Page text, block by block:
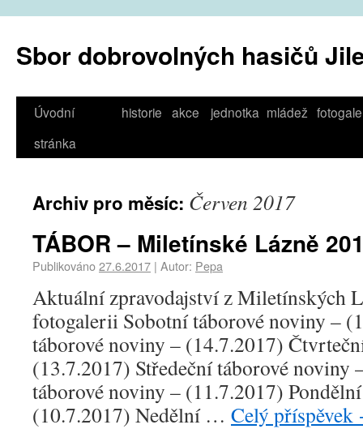
Sbor dobrovolných hasičů
Úvodní
stránka
historie akce jednotka mládež
Archiv pro měsíc: Červen 2017
TÁBOR – Miletínské Lázně
Publikováno27.6.2017 | Autor: Pepa
Aktuální zpravodajství z Miletínských
fotogalerii Sobotní táborové noviny –
táborové noviny – (14.7.2017)
(13.7.2017) Středeční táborové noviny
táborové noviny – (11.7.2017)
(10.7.2017) Nedělní … Celý příspěvek